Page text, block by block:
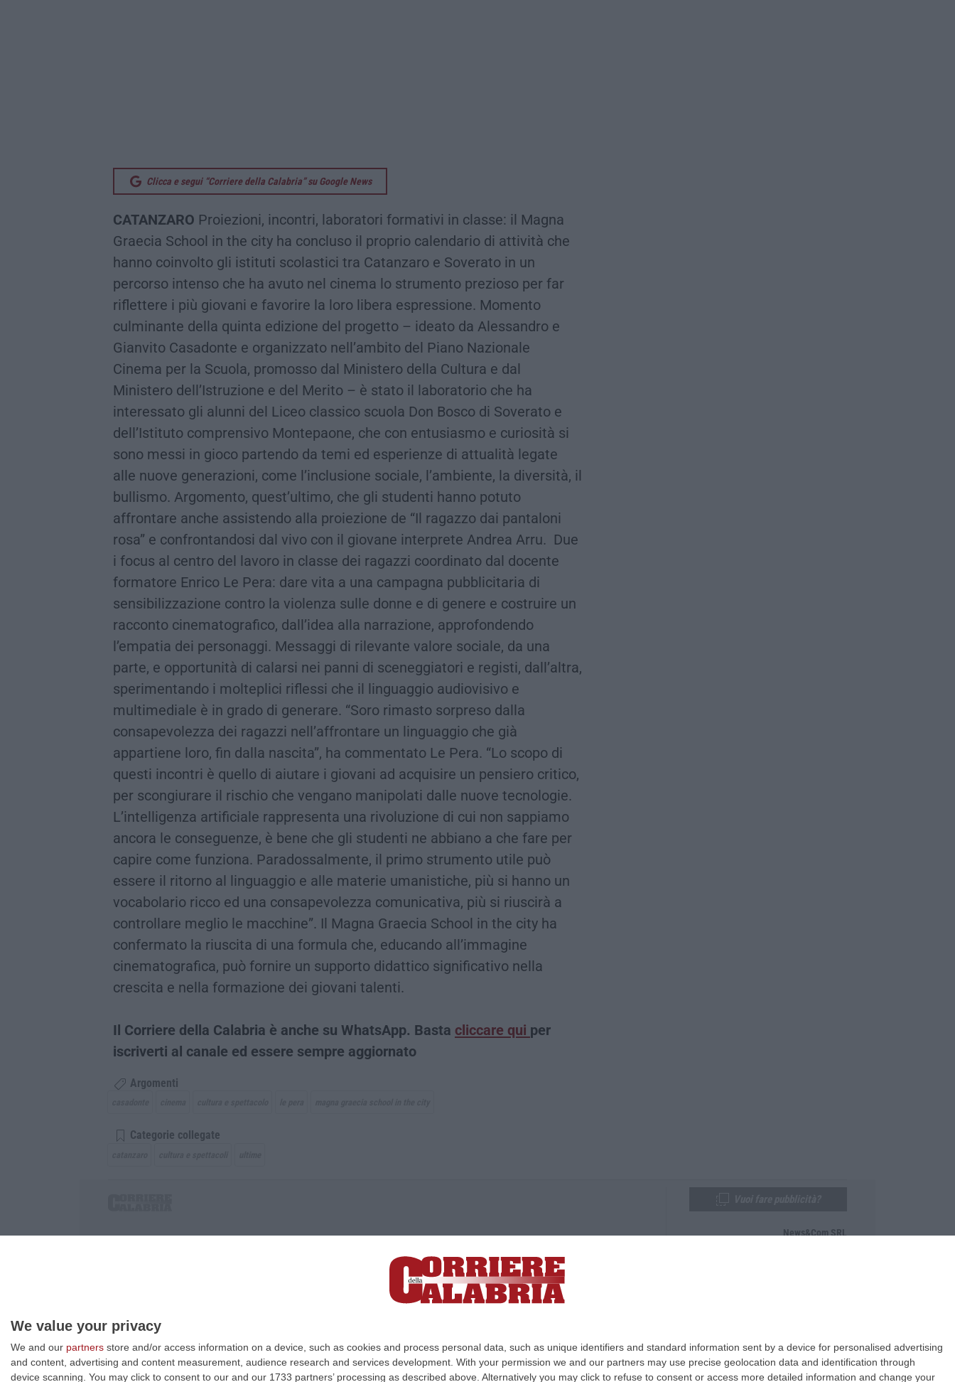
We value your privacy
We and our partners store and/or access information on a device, such as cookies and process personal data, such as unique identifiers and standard information sent by a device for personalised advertising
and content, advertising and content measurement, audience research and services development. With your permission we and our partners may use precise geolocation data and identification through
device scanning. You may click to consent to our and our 1733 partners’ processing as described above. Alternatively you may click to refuse to consent or access more detailed information and change your
Clicca e segui “Corriere della Calabria” su Google News
CATANZARO Proiezioni, incontri, laboratori formativi in classe: il Magna
Graecia School in the city ha concluso il proprio calendario di attività che
hanno coinvolto gli istituti scolastici tra Catanzaro e Soverato in un
percorso intenso che ha avuto nel cinema lo strumento prezioso per far
riflettere i più giovani e favorire la loro libera espressione. Momento
culminante della quinta edizione del progetto – ideato da Alessandro e
Gianvito Casadonte e organizzato nell’ambito del Piano Nazionale
Cinema per la Scuola, promosso dal Ministero della Cultura e dal
Ministero dell’Istruzione e del Merito – è stato il laboratorio che ha
interessato gli alunni del Liceo classico scuola Don Bosco di Soverato e
dell’Istituto comprensivo Montepaone, che con entusiasmo e curiosità si
sono messi in gioco partendo da temi ed esperienze di attualità legate
alle nuove generazioni, come l’inclusione sociale, l’ambiente, la diversità, il
bullismo. Argomento, quest’ultimo, che gli studenti hanno potuto
affrontare anche assistendo alla proiezione de “Il ragazzo dai pantaloni
rosa” e confrontandosi dal vivo con il giovane interprete Andrea Arru. Due
i focus al centro del lavoro in classe dei ragazzi coordinato dal docente
formatore Enrico Le Pera: dare vita a una campagna pubblicitaria di
sensibilizzazione contro la violenza sulle donne e di genere e costruire un
racconto cinematografico, dall’idea alla narrazione, approfondendo
l’empatia dei personaggi. Messaggi di rilevante valore sociale, da una
parte, e opportunità di calarsi nei panni di sceneggiatori e registi, dall’altra,
sperimentando i molteplici riflessi che il linguaggio audiovisivo e
multimediale è in grado di generare. “Soro rimasto sorpreso dalla
consapevolezza dei ragazzi nell’affrontare un linguaggio che già
appartiene loro, fin dalla nascita”, ha commentato Le Pera. “Lo scopo di
questi incontri è quello di aiutare i giovani ad acquisire un pensiero critico,
per scongiurare il rischio che vengano manipolati dalle nuove tecnologie.
L’intelligenza artificiale rappresenta una rivoluzione di cui non sappiamo
ancora le conseguenze, è bene che gli studenti ne abbiano a che fare per
capire come funziona. Paradossalmente, il primo strumento utile può
essere il ritorno al linguaggio e alle materie umanistiche, più si hanno un
vocabolario ricco ed una consapevolezza comunicativa, più si riuscirà a
controllare meglio le macchine”. Il Magna Graecia School in the city ha
confermato la riuscita di una formula che, educando all’immagine
cinematografica, può fornire un supporto didattico significativo nella
crescita e nella formazione dei giovani talenti.
Il Corriere della Calabria è anche su WhatsApp. Basta cliccare qui per
iscriverti al canale ed essere sempre aggiornato
Argomenti
Categorie collegate
P.IVA. 03199620794, Via del mare 6/G, S.Eufemia, Lamezia Terme (CZ)
Iscrizione tribunale di Lamezia Terme 5/2011 - Direttore responsabile Paola Militano |Privacy
News&Com SRL
Design: cfweb